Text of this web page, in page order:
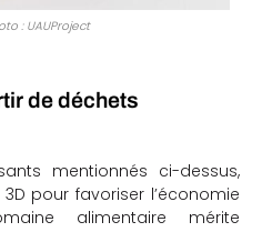
: UAUProject
de déchets
mentionnés ci-dessus,
3D pour favoriser l’économie
alimentaire mérite